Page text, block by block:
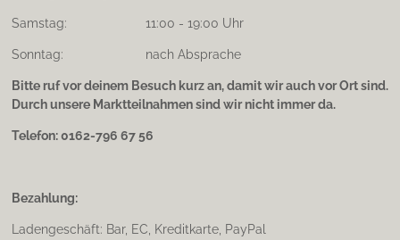
Samstag: 11:00 - 19:00 Uhr
Sonntag: nach Absprache
Bitte ruf vor deinem Besuch kurz an, damit wir auch vor Ort sind.
Durch unsere Marktteilnahmen sind wir nicht immer da.
Telefon: 0162-796 67 56
Bezahlung:
Ladengeschäft: Bar, EC, Kreditkarte, PayPal